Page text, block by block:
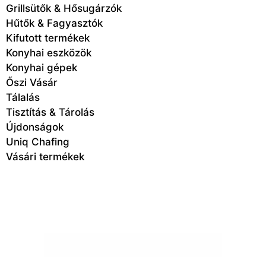
Grillsütők & Hősugárzók
Hűtők & Fagyasztók
Kifutott termékek
Konyhai eszközök
Konyhai gépek
Őszi Vásár
Tálalás
Tisztítás & Tárolás
Újdonságok
Uniq Chafing
Vásári termékek